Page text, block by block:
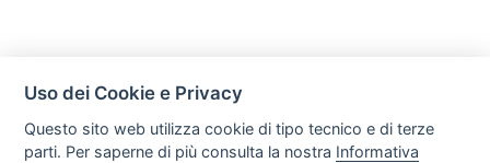
Uso dei Cookie e Privacy
Questo sito web utilizza cookie di tipo tecnico e di terze
parti. Per saperne di più consulta la nostra Informativa